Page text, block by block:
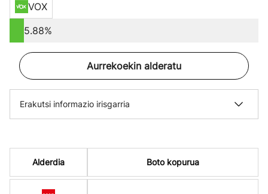
VOX
5.88%
Aurrekoekin alderatu
Erakutsi informazio irisgarria
Alderdia Boto kopurua